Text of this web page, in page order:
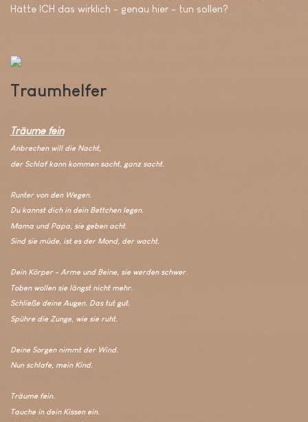
Hätte ICH das wirklich - genau hier - tun sollen?
Traumhelfer
Träume fein
Anbrechen will die Nacht,
der Schlaf kann kommen sacht, ganz sacht.
Runter von den Wegen.
Du kannst dich in dein Bettchen legen.
Mama und Papa, sie geben acht.
Sind sie müde, ist es der Mond, der wacht.
Dein Körper - Arme und Beine, sie werden schwer.
Toben wollen sie längst nicht mehr.
Schließe deine Augen. Das tut gut.
Spühre die Zunge, wie sie ruht.
Deine Sorgen nimmt der Wind.
Nun schlafe, mein Kind.
Träume fein.
Tauche in dein Kissen ein.